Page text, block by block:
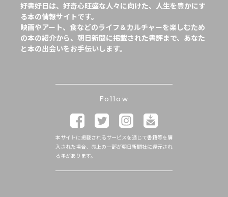
好書好日は、好奇心旺盛な人々に向けた、人生を豊かにす
る本の情報サイトです。
映画やアート、食などのライフ＆カルチャーを楽しむため
の本の紹介から、朝日新聞に掲載された書評まで、あなた
と本の出会いをお手伝いします。
Follow
本サイトに掲載されるサービスを通じて書籍等を購
入された場合、売上の一部が朝日新聞社に還元され
る事があります。